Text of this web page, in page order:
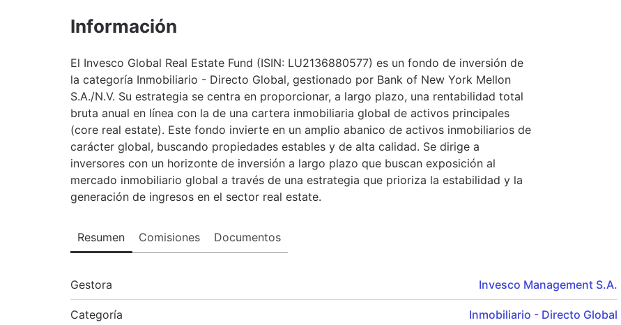
Información
El Invesco Global Real Estate Fund (ISIN: LU2136880577) es un fondo de inversión de
la categoría Inmobiliario - Directo Global, gestionado por Bank of New York Mellon
S.A./N.V. Su estrategia se centra en proporcionar, a largo plazo, una rentabilidad total
bruta anual en línea con la de una cartera inmobiliaria global de activos principales
(core real estate). Este fondo invierte en un amplio abanico de activos inmobiliarios de
carácter global, buscando propiedades estables y de alta calidad. Se dirige a
inversores con un horizonte de inversión a largo plazo que buscan exposición al
mercado inmobiliario global a través de una estrategia que prioriza la estabilidad y la
generación de ingresos en el sector real estate.
Resumen Comisiones Documentos
Gestora Invesco Management S.A.
Categoría Inmobiliario - Directo Global